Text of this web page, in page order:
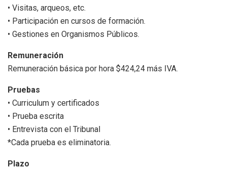
• Visitas, arqueos, etc.
• Participación en cursos de formación.
• Gestiones en Organismos Públicos.
Remuneración
Remuneración básica por hora $424,24 más IVA.
Pruebas
• Curriculum y certificados
• Prueba escrita
• Entrevista con el Tribunal
*Cada prueba es eliminatoria.
Plazo